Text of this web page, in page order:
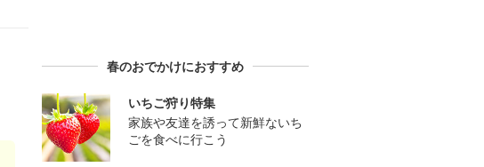
春のおでかけにおすすめ
いちご狩り特集
家族や友達を誘って新鮮ないち
ごを食べに行こう